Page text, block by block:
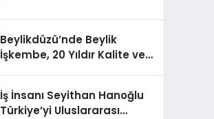
Beylikdüzü’nde Beylik
İşkembe, 20 Yıldır Kalite ve
İş İnsanı Seyithan Hanoğlu
Türkiye’yi Uluslararası